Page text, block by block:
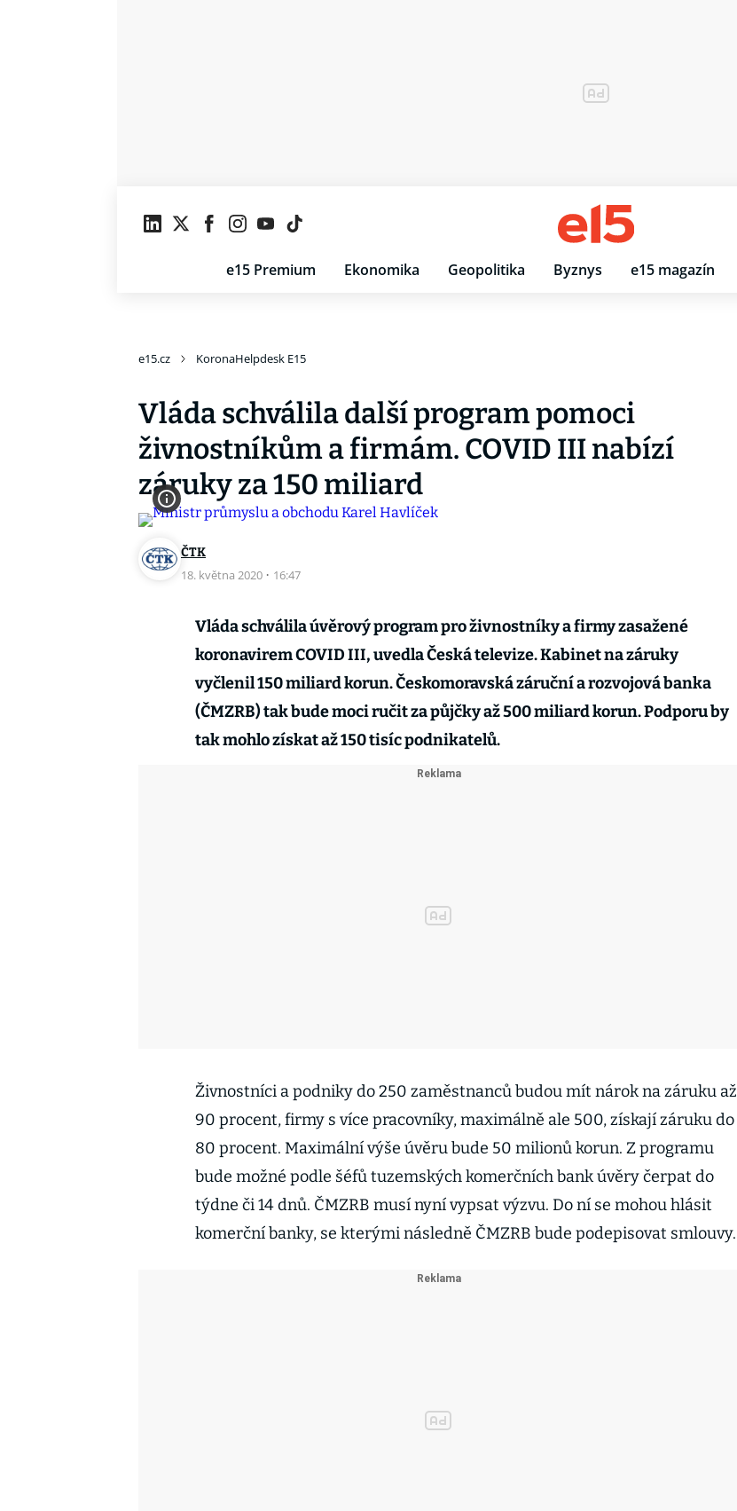
e15 Premium Ekonomika Geopolitika Byznys e15 magazín
e15.cz KoronaHelpdesk E15
Vláda schválila další program pomoci
živnostníkům a firmám. COVID III nabízí
záruky za 150 miliard
ČTK
18. května 2020 · 16:47
Vláda schválila úvěrový program pro živnostníky a firmy zasažené
koronavirem COVID III, uvedla Česká televize. Kabinet na záruky
vyčlenil 150 miliard korun. Českomoravská záruční a rozvojová banka
(ČMZRB) tak bude moci ručit za půjčky až 500 miliard korun. Podporu by
tak mohlo získat až 150 tisíc podnikatelů.
Živnostníci a podniky do 250 zaměstnanců budou mít nárok na záruku až
90 procent, firmy s více pracovníky, maximálně ale 500, získají záruku do
80 procent. Maximální výše úvěru bude 50 milionů korun. Z programu
bude možné podle šéfů tuzemských komerčních bank úvěry čerpat do
týdne či 14 dnů. ČMZRB musí nyní vypsat výzvu. Do ní se mohou hlásit
komerční banky, se kterými následně ČMZRB bude podepisovat smlouvy.